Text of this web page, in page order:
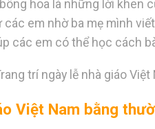
hoa là những lời khen
em nhờ ba mẹ mình
các em có thể học cách
trí ngày lễ nhà giáo
Việt Nam bằng